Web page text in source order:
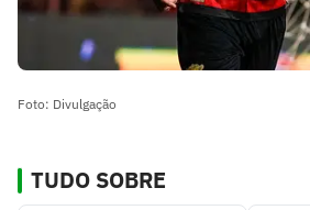
Foto: Divulgação
TUDO SOBRE